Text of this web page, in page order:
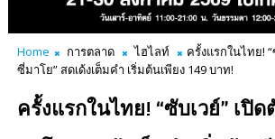
Home การตลาด ไฮไลท์
ครั้งแรกในไทย! “
ซี่มาโย” สดเด้งเต็มคำ เริ่มต้นเพียง 149 บาท!
ครั้งแรกในไทย! “ซับเวย์” เปิด